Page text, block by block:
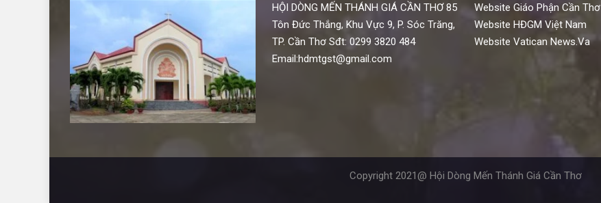
HỘI DÒNG MẾN THÁNH GIÁ CẦN THƠ 85
Tôn Đức Thắng, Khu Vực 9, P. Sóc Trăng,
TP. Cần Thơ Sđt: 0299 3820 484
Email:hdmtgst@gmail.com
Website Giáo Phận Cần Thơ
Website HĐGM Việt Nam
Website Vatican News.Va
Copyright 2021@ Hội Dòng Mến Thánh Giá Cần Thơ